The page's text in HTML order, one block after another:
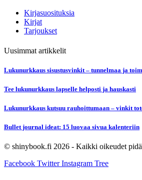
Kirjasuosituksia
Kirjat
Tarjoukset
Uusimmat artikkelit
Lukunurkkaus sisustusvinkit – tunnelmaa ja
Tee lukunurkkaus lapselle helposti ja hauskasti
Lukunurkkaus kutsuu rauhoittumaan – vinkit
Bullet journal ideat: 15 luovaa sivua kalenteriin
© shinybook.fi 2026 - Kaikki oikeudet
Facebook Twitter Instagram Tree